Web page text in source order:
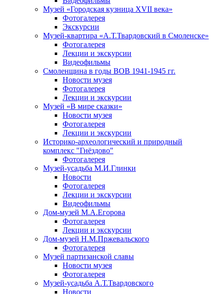
Музей «Городская кузница XVII века»
Фотогалерея
Экскурсии
Музей-квартира «А.Т.Твардовский в Смоленске»
Фотогалерея
Лекции и экскурсии
Видеофильмы
Смоленщина в годы ВОВ 1941-1945 гг.
Новости музея
Фотогалерея
Лекции и экскурсии
Музей «В мире сказки»
Новости музея
Фотогалерея
Лекции и экскурсии
Историко-археологический и природный
комплекс "Гнёздово"
Фотогалерея
Музей-усадьба М.И.Глинки
Новости
Фотогалерея
Лекции и экскурсии
Видеофильмы
Дом-музей М.А.Егорова
Фотогалерея
Лекции и экскурсии
Дом-музей Н.М.Пржевальского
Фотогалерея
Музей партизанской славы
Новости музея
Фотогалерея
Музей-усадьба А.Т.Твардовского
Новости